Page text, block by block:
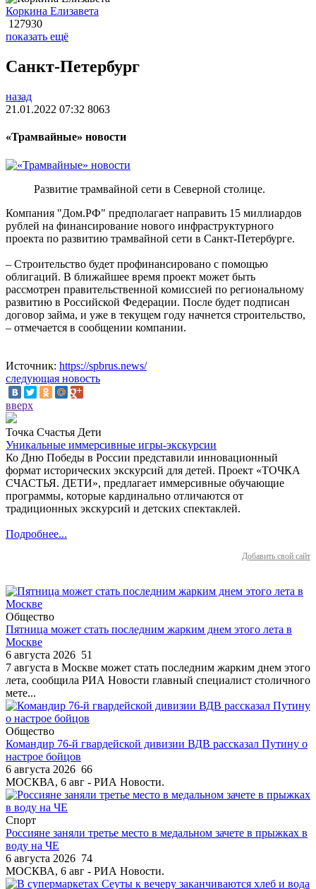
Коркина Елизавета
127930
показать ещё
Санкт-Петербург
назад
21.01.2022 07:32 8063
«Трамвайные» новости
Развитие трамвайной сети в Северной столице.
Компания "Дом.РФ" предполагает направить 15 миллиардов
рублей на финансирование нового инфраструктурного
проекта по развитию трамвайной сети в Санкт-Петербурге.
– Строительство будет профинансировано с помощью
облигаций. В ближайшее время проект может быть
рассмотрен правительственной комиссией по региональному
развитию в Российской Федерации. После будет подписан
договор займа, и уже в текущем году начнется строительство,
– отмечается в сообщении компании.
Источник: https://spbrus.news/
следующая новость
вверх
Точка Счастья Дети
Уникальные иммерсивные игры-экскурсии
Ко Дню Победы в России представили инновационный
формат исторических экскурсий для детей. Проект «ТОЧКА
СЧАСТЬЯ. ДЕТИ», предлагает иммерсивные обучающие
программы, которые кардинально отличаются от
традиционных экскурсий и детских спектаклей.
Подробнее...
Добавить свой сайт
Общество
Пятница может стать последним жарким днем этого лета в
Москве
6 августа 2026 51
7 августа в Москве может стать последним жарким днем этого
лета, сообщила РИА Новости главный специалист столичного
мете...
Общество
Командир 76-й гвардейской дивизии ВДВ рассказал Путину о
настрое бойцов
6 августа 2026 66
МОСКВА, 6 авг - РИА Новости.
Спорт
Россияне заняли третье место в медальном зачете в прыжках в
воду на ЧЕ
6 августа 2026 74
МОСКВА, 6 авг - РИА Новости.